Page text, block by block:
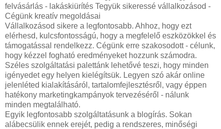
felvásárlás - lakáskiürítés Tegyük sikeressé vállalkozásod -
Cégünk kreatív megoldásai
Vállalkozásod sikere a legfontosabb. Ahhoz, hogy ezt
elérhesd, kulcsfontosságú, hogy a megfelelő eszközökkel és
támogatással rendelkezz. Cégünk erre szakosodott - célunk,
hogy kézzel fogható eredményeket hozzunk számodra.
Széles szolgáltatási palettánk lehetővé teszi, hogy minden
igényedet egy helyen kielégítsük. Legyen szó akár online
jelenléted kialakításáról, tartalomfejlesztésről, vagy éppen
hatékony marketingkampányok tervezéséről - nálunk
minden megtalálható.
Egyik legfontosabb szolgáltatásunk a blogírás. Sokan
alábecsülik ennek erejét, pedig a rendszeres, minőségi